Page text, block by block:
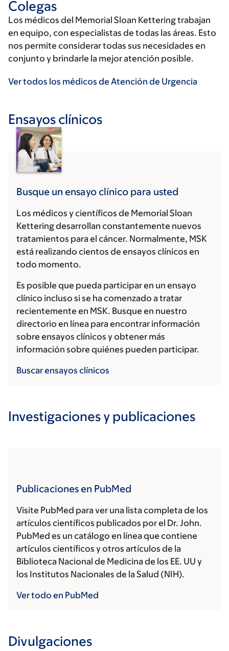
Colegas
Los médicos del Memorial Sloan Kettering trabajan
en equipo, con especialistas de todas las áreas. Esto
nos permite considerar todas sus necesidades en
conjunto y brindarle la mejor atención posible.
Ver todos los médicos de Atención de Urgencia
Ensayos clínicos
Busque un ensayo clínico para usted
Los médicos y científicos de Memorial Sloan
Kettering desarrollan constantemente nuevos
tratamientos para el cáncer. Normalmente, MSK
está realizando cientos de ensayos clínicos en
todo momento.
Es posible que pueda participar en un ensayo
clínico incluso si se ha comenzado a tratar
recientemente en MSK. Busque en nuestro
directorio en línea para encontrar información
sobre ensayos clínicos y obtener más
información sobre quiénes pueden participar.
Buscar ensayos clínicos
Investigaciones y publicaciones
Publicaciones en PubMed
Visite PubMed para ver una lista completa de los
artículos científicos publicados por el Dr. John.
PubMed es un catálogo en línea que contiene
artículos científicos y otros artículos de la
Biblioteca Nacional de Medicina de los EE. UU y
los Institutos Nacionales de la Salud (NIH).
Ver todo en PubMed
Divulgaciones